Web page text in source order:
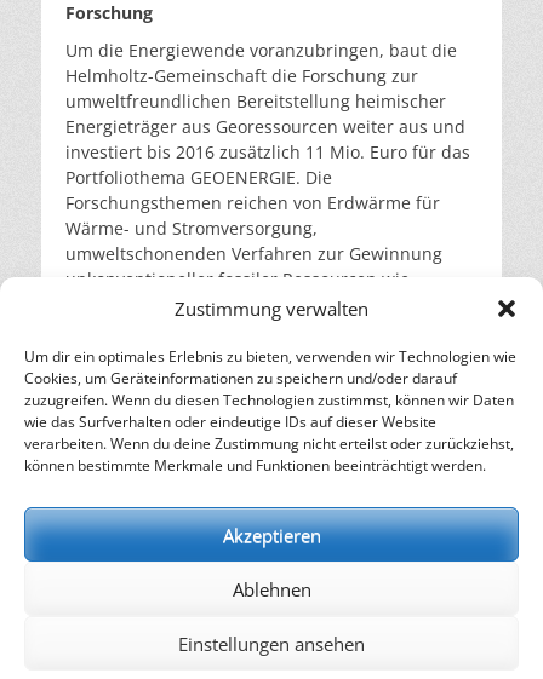
Zustimmung verwalten
Um dir ein optimales Erlebnis zu bieten, verwenden wir Technologien wie
Cookies, um Geräteinformationen zu speichern und/oder darauf
zuzugreifen. Wenn du diesen Technologien zustimmst, können wir Daten
wie das Surfverhalten oder eindeutige IDs auf dieser Website
verarbeiten. Wenn du deine Zustimmung nicht erteilst oder zurückziehst,
können bestimmte Merkmale und Funktionen beeinträchtigt werden.
Akzeptieren
Ablehnen
Einstellungen ansehen
Forschung
Um die Energiewende voranzubringen, baut die
Helmholtz-Gemeinschaft die Forschung zur
umweltfreundlichen Bereitstellung heimischer
Energieträger aus Georessourcen weiter aus und
investiert bis 2016 zusätzlich 11 Mio. Euro für das
Portfoliothema GEOENERGIE. Die
Forschungsthemen reichen von Erdwärme für
Wärme- und Stromversorgung,
umweltschonenden Verfahren zur Gewinnung
unkonventioneller fossiler Ressourcen wie
Schiefergas, der unterirdischen Speicherung von
Speicherung von Wärme und Kälte in
geologischen Schichten.weiterlesen…
– Energie für die Zukunft –
Nachhaltigkeit, Kreislaufwirtschaft,
Erneuerbare Energien, Klimawandel und Energiewende.